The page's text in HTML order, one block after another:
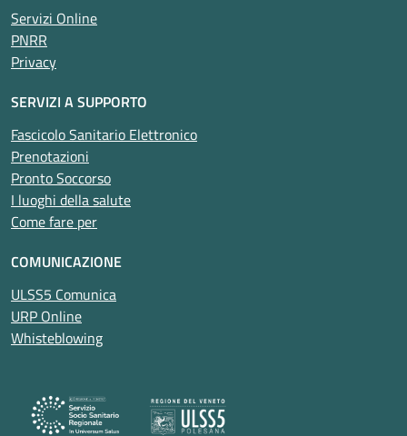
Servizi Online
PNRR
Privacy
SERVIZI A SUPPORTO
Fascicolo Sanitario Elettronico
Prenotazioni
Pronto Soccorso
I luoghi della salute
Come fare per
COMUNICAZIONE
ULSS5 Comunica
URP Online
Whisteblowing